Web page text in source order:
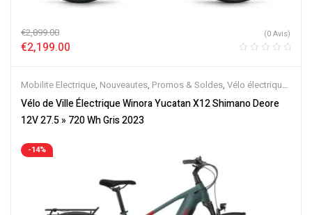
€2,899.00
€2,199.00
(0 Avis)
Mobilite Electrique, Nouveautes, Promos & Soldes, Vélo électrique
ville,Velos Electriques
Vélo de Ville Électrique Winora Yucatan X12 Shimano Deore
12V 27.5 » 720 Wh Gris 2023
-14%